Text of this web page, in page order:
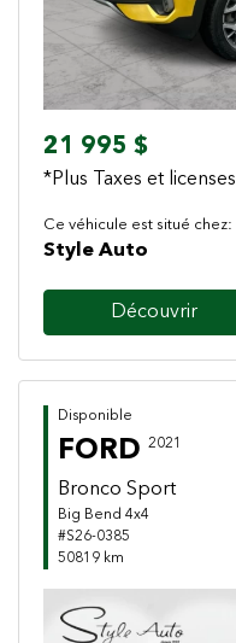
21 995 $
*Plus Taxes et licenses
Ce véhicule est situé chez:
Style Auto
Découvrir
Disponible
FORD 2021
Bronco Sport
Big Bend 4x4
#S26-0385
50819 km